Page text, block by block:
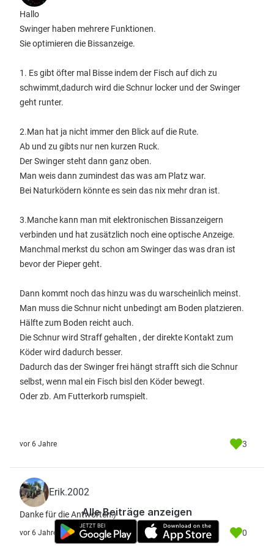
Hallo
Swinger haben mehrere Funktionen.
Sie optimieren die Bissanzeige.
1. Es gibt öfter mal Bisse indem der Fisch auf dich zu
schwimmt,dadurch wird die Schnur locker und der Swinger
geht runter.
2.Man hat ja nicht immer den Blick auf die Rute.
Ab und zu gibts nur nen kurzen Ruck.
Der Swinger steht dann ganz oben.
Man weis dann zumindest das was am Platz war.
Bei Naturködern könnte es sein das nix mehr dran ist.
3.Manche kann man mit elektronischen Bissanzeigern
verbinden und hat zusätzlich noch eine optische Anzeige.
Manchmal merkst du schon am Swinger das was dran ist
bevor der Pieper geht.
Dann kommt noch das hinzu was du warscheinlich meinst.
Man muss die Schnur nicht unbedingt am Boden platzieren.
Hälfte zum Boden reicht auch.
Die Schnur wird Straff gehalten , der direkte Kontakt zum
Köder wird dadurch besser.
Dadurch das der Swinger frei hängt strafft sich die Schnur
selbst, wenn mal ein Fisch bisl den Köder bewegt.
Oder zb. Am Futterkorb rumspielt.
vor 6 Jahre 3
Erik.2002
Danke für die Antworten:)
vor 6 Jahre 0
Alle Beiträge anzeigen